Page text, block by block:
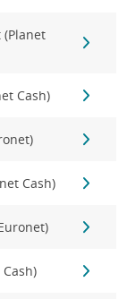
(Planet
Cash)
Cash)